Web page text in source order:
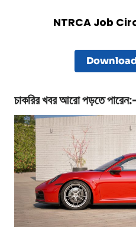
NTRCA Job
চাকরির খবরআরো পড়তে